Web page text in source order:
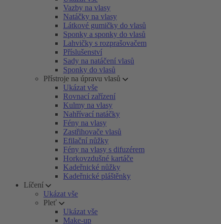
Vazby na vlasy
Natáčky na vlasy
Látkové gumičky do vlasů
Sponky a sponky do vlasů
Lahvičky s rozprašovačem
Příslušenství
Sady na natáčení vlasů
Sponky do vlasů
Přístroje na úpravu vlasů
Ukázat vše
Rovnací zařízení
Kulmy na vlasy
Nahřívací natáčky
Fény na vlasy
Zastřihovače vlasů
Efilační nůžky
Fény na vlasy s difuzérem
Horkovzdušné kartáče
Kadeřnické nůžky
Kadeřnické pláštěnky
Líčení
Ukázat vše
Pleť
Ukázat vše
Make-up